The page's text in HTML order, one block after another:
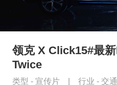
领克 X Click15#最
Twice
类型 - 宣传片 行业 - 交